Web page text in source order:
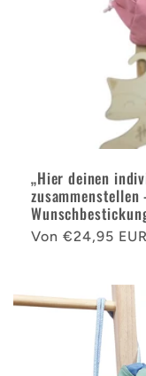
„Hier deinen
Normaler
Von €24,95 EUR